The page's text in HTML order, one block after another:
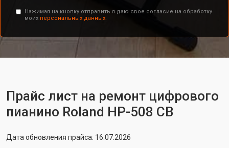
Нажимая на кнопку отправить я даю свое согласие на обработку
моих персональных данных.
Прайс лист на ремонт цифрового
пианино Roland HP-508 CB
Дата обновления прайса: 16.07.2026